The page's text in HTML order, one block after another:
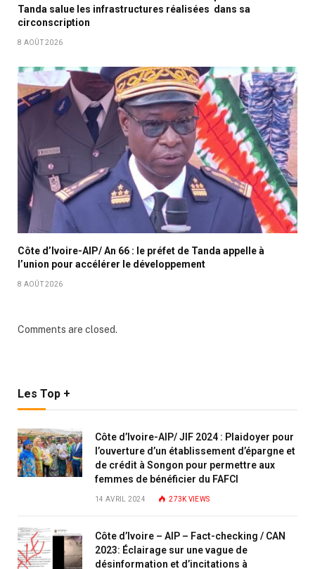
Tanda salue les infrastructures réalisées dans sa
circonscription
8 AOÛT 2026
Côte d’Ivoire-AIP/ An 66 : le préfet de Tanda appelle à
l’union pour accélérer le développement
8 AOÛT 2026
Comments are closed.
Les Top +
Côte d’Ivoire-AIP/ JIF 2024 : Plaidoyer pour
l’ouverture d’un établissement d’épargne et
de crédit à Songon pour permettre aux
femmes de bénéficier du FAFCI
14 AVRIL 2024 273K VIEWS
Côte d’Ivoire – AIP – Fact-checking / CAN
2023: Éclairage sur une vague de
désinformation et d’incitations à